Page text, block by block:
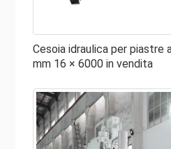
o il ribaltamento durante il
maggiore di un taglio abbinata
taglio più pulito e preciso.
● Lame
Le lame da taglio sono in
Cesoia idraulica per piastre
mm 16 × 6000 in vendita